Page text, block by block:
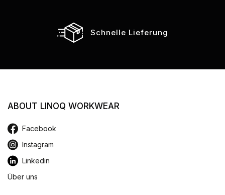
Schnelle Lieferung
ABOUT LINOQ WORKWEAR
Facebook
Instagram
Linkedin
Über uns